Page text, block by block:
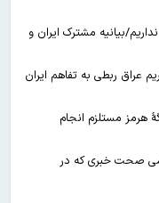
بیانیه مشترک ایران و
عراق ربطی به تفاهم ایران
هرمز مستلزم انجام
صحت خبری که در